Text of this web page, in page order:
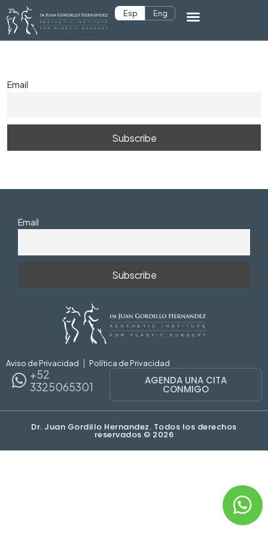
Esp Eng
Email
Email
Aviso de Privacidad Política de Privacidad
+52
3325065301
AGENDA UNA CITA
CONMIGO
Dr. Juan Gordillo Hernandez. Todos los derechos
reservados © 2026